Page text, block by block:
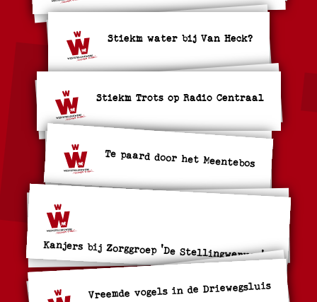
Stiekm water bij Van Heck?
Stiekm Trots op Radio Centraal
Te paard door het Meentebos
Kanjers bij Zorggroep 'De Stellingwerven'
Vreemde vogels in de Driewegsluis